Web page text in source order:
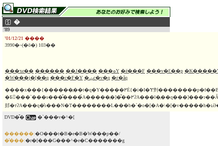
�
'89
'01/12/21 ����
3990�~(�ō�) 103��
���ԏr�� ������ ��J���� ���ܘY �ё���F ���v�Ԑ��p
�W���j�[��q ���c�F�Y �ݓc�v�q �ґ�ǎq
����x���{������̖��t�q�Y�����߂Ė{�i�I�Ɏ剉��������p�f��B�ɓ��̐��E�Ő���オ�邱
�Ƃ𖲌���`���s���̌����́A�����̖�]�̂��߂ɁA���l�̖��q���]���ɂ��Ă����B��������]�̊K�i���ЂƂ����
邽
DVD�̂� �`���v�^�[
������:�O���t�B�e�B�W���p��/
�̔���:�r�[���G���^�e�C�������g